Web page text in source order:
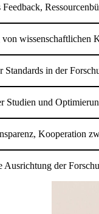
Feedback,
wissenschaftlichen
Standards in der
Studien und
Kooperation
Ausrichtung der